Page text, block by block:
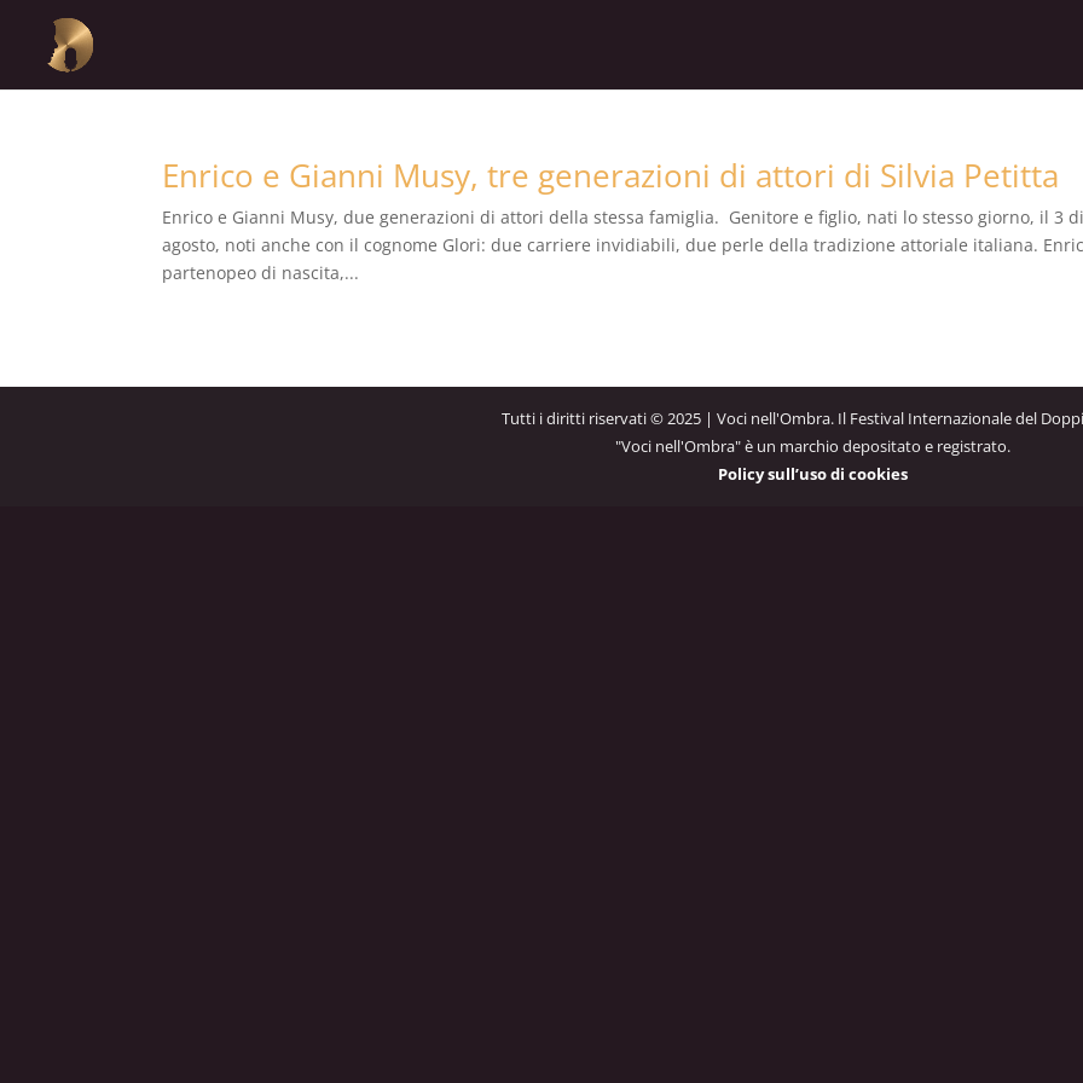
Enrico e Gianni Musy, tre generazioni di attori di Silvia Petitta
Enrico e Gianni Musy, due generazioni di attori della stessa famiglia. Genitore e figlio, nati lo stesso giorno, il 3 di
agosto, noti anche con il cognome Glori: due carriere invidiabili, due perle della tradizione attoriale italiana.
partenopeo di nascita,...
Tutti i diritti riservati © 2025 | Voci nell'Ombra. Il Festival Internazionale del
"Voci nell'Ombra" è un marchio depositato e registrato.
Policy sull’uso di cookies